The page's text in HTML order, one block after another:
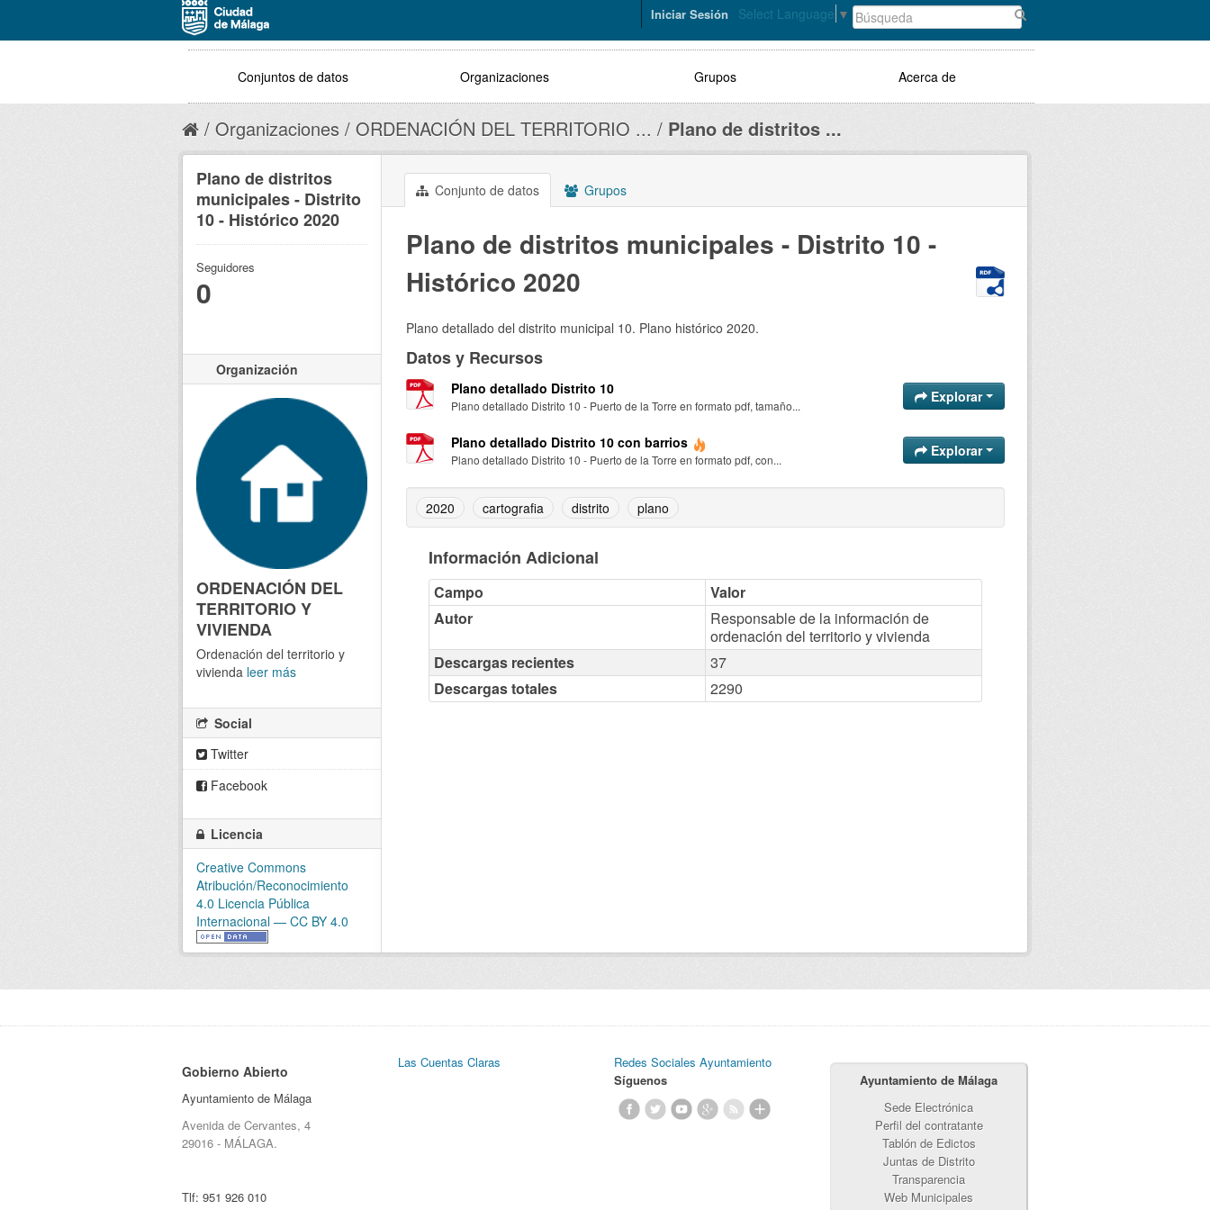
Select Language ▼
Iniciar Sesión
Conjuntos de datos Organizaciones Grupos Acerca de
Organizaciones ORDENACIÓN DEL TERRITORIO ... Plano de distritos ...
Conjunto de datos Grupos
Plano de distritos municipales - Distrito 10 -
Histórico 2020
Plano detallado del distrito municipal 10. Plano histórico 2020.
Datos y Recursos
Plano detallado Distrito 10
Plano detallado Distrito 10 - Puerto de la Torre en formato pdf, tamaño...
Explorar
Plano detallado Distrito 10 con barrios
Plano detallado Distrito 10 - Puerto de la Torre en formato pdf, con...
Explorar
2020 cartografia distrito plano
Información Adicional
Campo
Valor
Autor
Responsable de la información de
ordenación del territorio y vivienda
Descargas recientes
37
Descargas totales
2290
Plano de distritos
municipales - Distrito
10 - Histórico 2020
Seguidores
0
Organización
ORDENACIÓN DEL
TERRITORIO Y
VIVIENDA
Ordenación del territorio y
vivienda leer más
Social
Twitter
Facebook
Licencia
Creative Commons
Atribución/Reconocimiento
4.0 Licencia Pública
Internacional — CC BY 4.0
Gobierno Abierto
Ayuntamiento de Málaga
Avenida de Cervantes, 4
29016 - MÁLAGA.
Tlf: 951 926 010
Las Cuentas Claras
Redes Sociales Ayuntamiento
Síguenos
Ayuntamiento de Málaga
Sede Electrónica
Perfil del contratante
Tablón de Edictos
Juntas de Distrito
Transparencia
Web Municipales